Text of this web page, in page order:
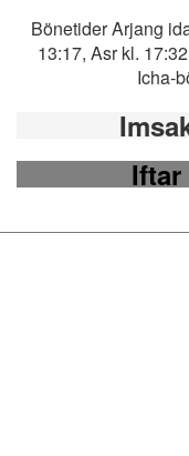
Bönetider Arjang
13:17, Asr kl.
Icha-